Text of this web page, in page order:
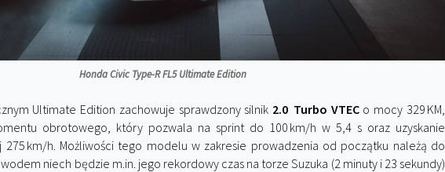
Honda Civic Type-R FL5 Ultimate Edition
Ultimate Edition zachowuje sprawdzony silnik 2.0 Turbo VTECo mocy 329 KM,
obrotowego, który pozwala na sprint do 100 km/h w 5,4 s oraz uzyskanie
275 km/h. Możliwości tego modelu w zakresie prowadzenia od początku należą do
niech będzie m.in. jego rekordowy czas na torze Suzuka (2 minuty i 23 sekundy)